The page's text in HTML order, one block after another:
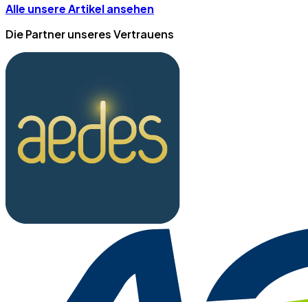
Alle unsere Artikel ansehen
Die Partner unseres Vertrauens